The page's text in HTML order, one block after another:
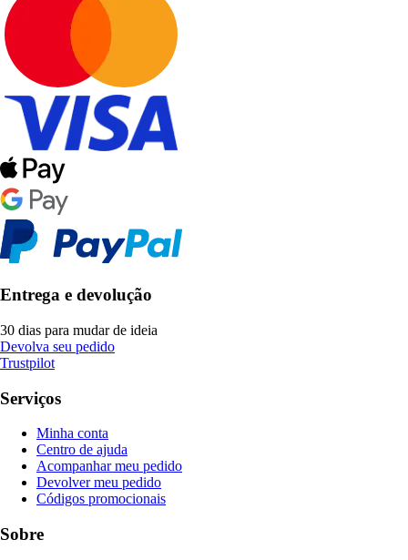
Entrega e devolução
30 dias para mudar de ideia
Devolva seu pedido
Trustpilot
Serviços
Minha conta
Centro de ajuda
Acompanhar meu pedido
Devolver meu pedido
Códigos promocionais
Sobre